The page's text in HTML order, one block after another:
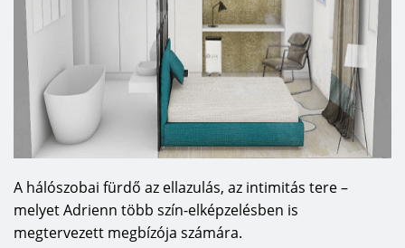
A hálószobai fürdő az ellazulás, az intimitás tere –
melyet Adrienn több szín-elképzelésben is
megtervezett megbízója számára.